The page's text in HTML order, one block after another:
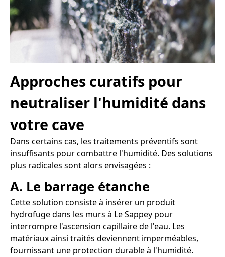
Approches curatifs pour
neutraliser l'humidité dans
votre cave
Dans certains cas, les traitements préventifs sont
insuffisants pour combattre l'humidité. Des solutions
plus radicales sont alors envisagées :
A. Le barrage étanche
Cette solution consiste à insérer un produit
hydrofuge dans les murs à Le Sappey pour
interrompre l'ascension capillaire de l'eau. Les
matériaux ainsi traités deviennent imperméables,
fournissant une protection durable à l'humidité.